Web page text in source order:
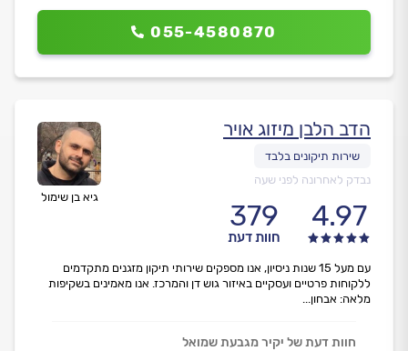
055-4580870
גיא בן שימול
הדב הלבן מיזוג אויר
נבדק לאחרונה לפני שעה
4.97
379
חוות דעת
עם מעל 15 שנות ניסיון, אנו מספקים שירותי תיקון מזגנים מתקדמים
ללקוחות פרטיים ועסקיים באיזור גוש דן והמרכז. אנו מאמינים בשקיפות
מלאה: אבחון...
חוות דעת של יקיר מגבעת שמואל